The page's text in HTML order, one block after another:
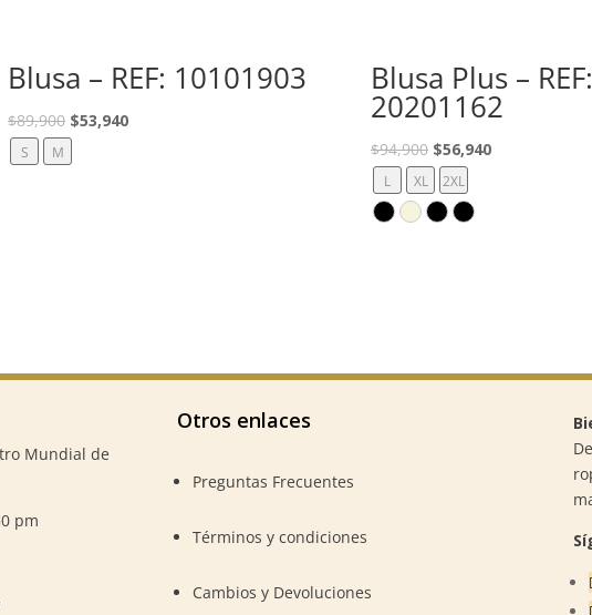
Blusa – REF: 10101903
$89,900 El
$53,940El
S M
Blusa Plus – REF:
20201162
$94,900 El
precio
original
$56,940El
L XL 2XL
Mundial de
pm
Otros enlaces
Preguntas Frecuentes
Términos y condiciones
Cambios y Devoluciones